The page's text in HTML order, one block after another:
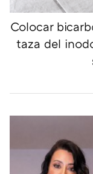
Colocar
taza del